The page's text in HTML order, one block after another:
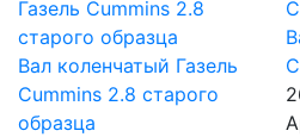
Вал коленчатый Газель
Cummins 2.8 старого
образца